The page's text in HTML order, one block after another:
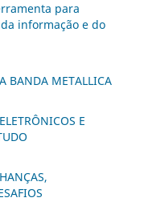
para
informação e do
BANDA METALLICA
E